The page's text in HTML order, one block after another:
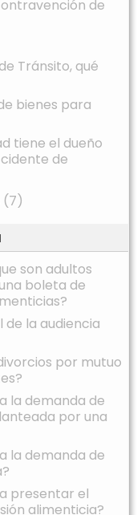
de
Tránsito, qué
bienes para
tiene el dueño
de
(7)
son adultos
boleta de
de la audiencia
por mutuo
la demanda de
por una
la demanda de
presentar el
alimenticia?